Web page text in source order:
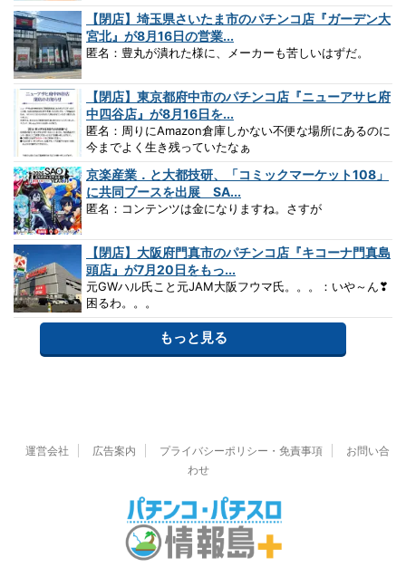
【閉店】埼玉県さいたま市のパチンコ店『ガーデン大
宮北』が8月16日の営業...
匿名：豊丸が潰れた様に、メーカーも苦しいはずだ。
【閉店】東京都府中市のパチンコ店『ニューアサヒ府
中四谷店』が8月16日を...
匿名：周りにAmazon倉庫しかない不便な場所にあるのに
今までよく生き残っていたなぁ
京楽産業．と大都技研、「コミックマーケット108」
に共同ブースを出展 SA...
匿名：コンテンツは金になりますね。さすが
【閉店】大阪府門真市のパチンコ店『キコーナ門真島
頭店』が7月20日をもっ...
元GWハル氏こと元JAM大阪フウマ氏。。。：いや～ん❣
困るわ。。。
もっと見る
運営会社 広告案内 プライバシーポリシー・免責事項
お問い合
わせ